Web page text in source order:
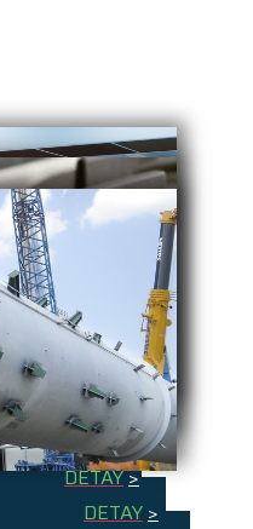
DETAY>
DETAY >